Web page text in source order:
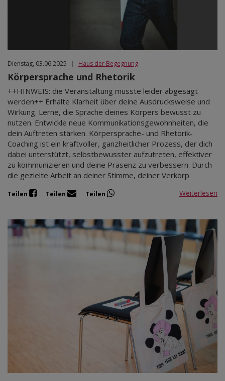
Dienstag, 03.06.2025 | Haus der Begegnung
Körpersprache und Rhetorik
++HINWEIS: die Veranstaltung musste leider abgesagt
werden++ Erhalte Klarheit über deine Ausdrucksweise und
Wirkung. Lerne, die Sprache deines Körpers bewusst zu
nutzen. Entwickle neue Kommunikationsgewohnheiten, die
dein Auftreten stärken. Körpersprache- und Rhetorik-
Coaching ist ein kraftvoller, ganzheitlicher Prozess, der dich
dabei unterstützt, selbstbewusster aufzutreten, effektiver
zu kommunizieren und deine Präsenz zu verbessern. Durch
die gezielte Arbeit an deiner Stimme, deiner Verkörp
Teilen Teilen Teilen Weiterlesen